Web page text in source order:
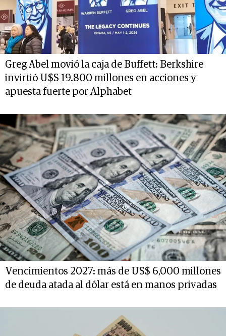
Greg Abel movió la caja de Buffett: Berkshire
invirtió U$S 19.800 millones en acciones y
apuesta fuerte por Alphabet
Vencimientos 2027: más de US$ 6,000 millones
de deuda atada al dólar está en manos privadas